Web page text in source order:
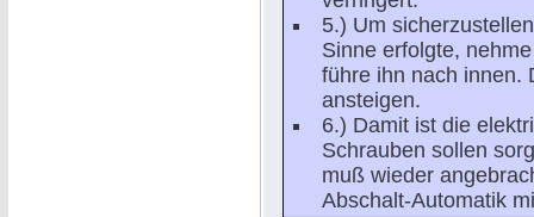
5.) Um
Sinne erfolgte,
führe ihn nach innen.
ansteigen.
6.) Damit ist die
Schrauben sollen
muß wieder
Abschalt-Automatik